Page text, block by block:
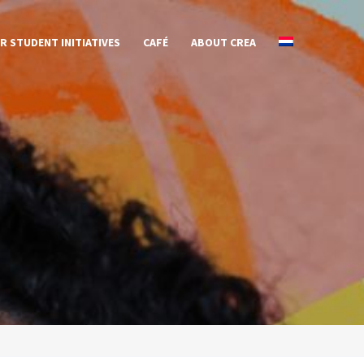
STUDENT INITIATIVES CAFÉ ABOUT CREA